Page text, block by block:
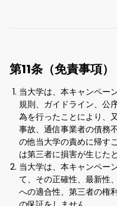
第11条（免責事項）
当大学は、本キャンペー
規則、ガイドライン、公
為を行ったことにより、
事故、通信事業者の債務
の他当大学の責めに帰す
は第三者に損害が生じた
当大学は、本キャンペー
て、その正確性、最新性
への適合性、第三者の権